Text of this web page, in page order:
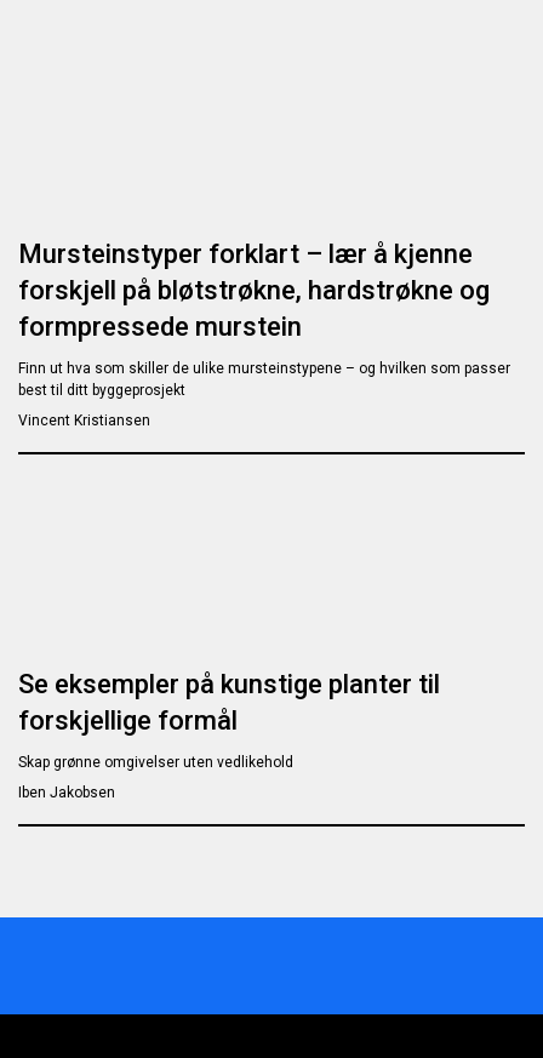
Mursteinstyper forklart – lær å kjenne
forskjell på bløtstrøkne, hardstrøkne og
formpressede murstein
Finn ut hva som skiller de ulike mursteinstypene – og hvilken som passer
best til ditt byggeprosjekt
Vincent Kristiansen
Se eksempler på kunstige planter til
forskjellige formål
Skap grønne omgivelser uten vedlikehold
Iben Jakobsen